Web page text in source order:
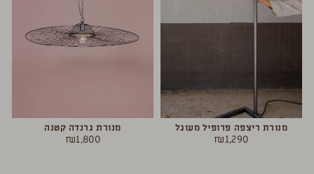
מנורת ריצפה פרופיל מעוגל
₪1,290
מנורת גרנדה קטנה
₪1,800